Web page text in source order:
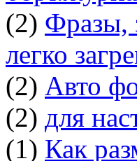
(2) Фразы,
легко
(2) Авто
(2) для
(1) Как